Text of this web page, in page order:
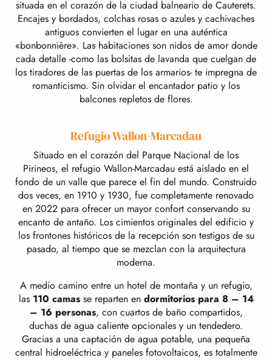
situada en el corazón de la ciudad balneario de Cauterets.
Encajes y bordados, colchas rosas o azules y cachivaches
antiguos convierten el lugar en una auténtica
«bonbonnière». Las habitaciones son nidos de amor donde
cada detalle -como las bolsitas de lavanda que cuelgan de
los tiradores de las puertas de los armarios- te impregna de
romanticismo. Sin olvidar el encantador patio y los
balcones repletos de flores.
Refugio Wallon-Marcadau
Situado en el corazón del Parque Nacional de los
Pirineos, el refugio Wallon-Marcadau está aislado en el
fondo de un valle que parece el fin del mundo. Construido
dos veces, en 1910 y 1930, fue completamente renovado
en 2022 para ofrecer un mayor confort conservando su
encanto de antaño. Los cimientos originales del edificio y
los frontones históricos de la recepción son testigos de su
pasado, al tiempo que se mezclan con la arquitectura
moderna.
A medio camino entre un hotel de montaña y un refugio,
las 110 camas se reparten endormitorios para 8 – 14
– 16 personas, con cuartos de baño compartidos,
duchas de agua caliente opcionales y un tendedero.
Gracias a una captación de agua potable, una pequeña
central hidroeléctrica y paneles fotovoltaicos, es totalmente